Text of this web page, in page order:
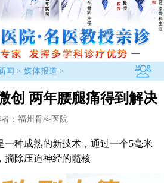
闻 > 媒体报道 >
创 两年腰腿痛得到解决
：福州骨科医院
种成熟的新技术，通过一个5毫米
摘除压迫神经的髓核